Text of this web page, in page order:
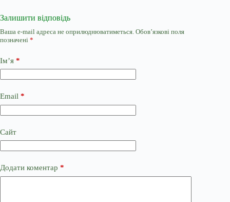
Залишити відповідь
Ваша e-mail адреса не оприлюднюватиметься. Обов’язкові поля
позначені *
Ім’я *
Email *
Сайт
Додати коментар *